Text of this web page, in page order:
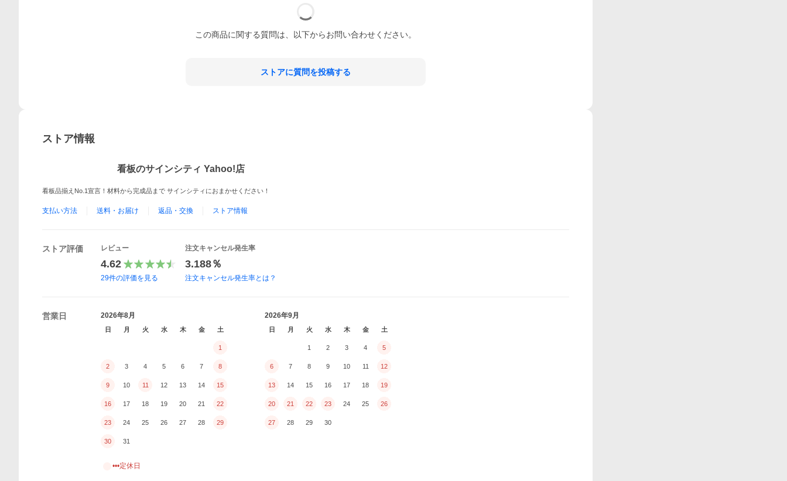
この商品に関する質問は、以下からお問い合わせください。
ストアに質問を投稿する
ストア情報
看板のサインシティ Yahoo!店
看板品揃えNo.1宣言！材料から完成品まで サインシティにおまかせください！
支払い方法 送料・お届け 返品・交換 ストア情報
ストア評価 レビュー
4.62
29件の評価を見る
注文キャンセル発生率
3.188％
注文キャンセル発生率とは？
営業日 2026年8月
日 月 火 水 木 金 土
1
2 3 4 5 6 7 8
9 10 11 12 13 14 15
16 17 18 19 20 21 22
23 24 25 26 27 28 29
30 31
2026年9月
日 月 火 水 木 金 土
1 2 3 4 5
6 7 8 9 10 11 12
13 14 15 16 17 18 19
20 21 22 23 24 25 26
27 28 29 30
•••定休日